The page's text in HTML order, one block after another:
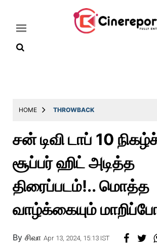
Latest
Throwback
Television
Photos
Story
HOME THROWBACK
சன் டிவி டாப் 10
சூப்பர் ஹிட் அடித்த
திரைப்படம்!.. மொத்த
வாழ்க்கையும்
By சிவா Apr 13, 2024, 15:13 IST